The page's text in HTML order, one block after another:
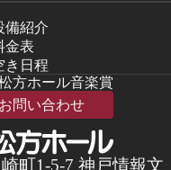
町1-5-7 神戸情報文
備紹介
金表
き日程
方ホール音楽賞
お問い合わせ